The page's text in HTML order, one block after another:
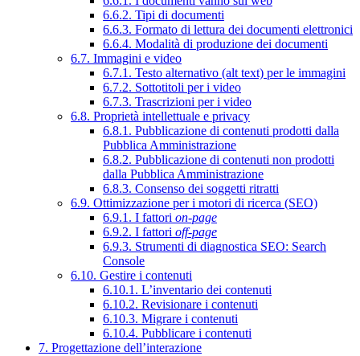
6.6.2. Tipi di documenti
6.6.3. Formato di lettura dei documenti elettronici
6.6.4. Modalità di produzione dei documenti
6.7. Immagini e video
6.7.1. Testo alternativo (alt text) per le immagini
6.7.2. Sottotitoli per i video
6.7.3. Trascrizioni per i video
6.8. Proprietà intellettuale e privacy
6.8.1. Pubblicazione di contenuti prodotti dalla
Pubblica Amministrazione
6.8.2. Pubblicazione di contenuti non prodotti
dalla Pubblica Amministrazione
6.8.3. Consenso dei soggetti ritratti
6.9. Ottimizzazione per i motori di ricerca (SEO)
6.9.1. I fattori on-page
6.9.2. I fattori off-page
6.9.3. Strumenti di diagnostica SEO: Search
Console
6.10. Gestire i contenuti
6.10.1. L’inventario dei contenuti
6.10.2. Revisionare i contenuti
6.10.3. Migrare i contenuti
6.10.4. Pubblicare i contenuti
7. Progettazione dell’interazione